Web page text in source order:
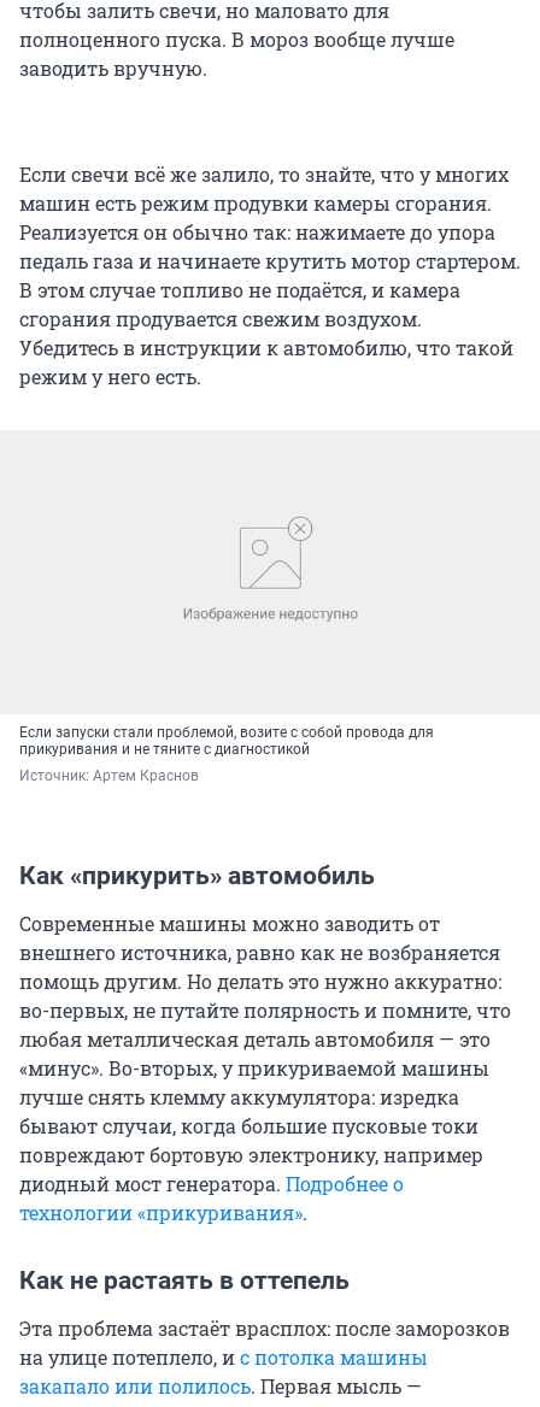
чтобы залить свечи, но маловато для
полноценного пуска. В мороз вообще лучше
заводить вручную.
Если свечи всё же залило, то знайте, что у многих
машин есть режим продувки камеры сгорания.
Реализуется он обычно так: нажимаете до упора
педаль газа и начинаете крутить мотор стартером.
В этом случае топливо не подаётся, и камера
сгорания продувается свежим воздухом.
Убедитесь в инструкции к автомобилю, что такой
режим у него есть.
Если запуски стали проблемой, возите с собой провода для
прикуривания и не тяните с диагностикой
Источник: Артем Краснов
Как «прикурить» автомобиль
Современные машины можно заводить от
внешнего источника, равно как не возбраняется
помощь другим. Но делать это нужно аккуратно:
во-первых, не путайте полярность и помните, что
любая металлическая деталь автомобиля — это
«минус». Во-вторых, у прикуриваемой машины
лучше снять клемму аккумулятора: изредка
бывают случаи, когда большие пусковые токи
повреждают бортовую электронику, например
диодный мост генератора. Подробнее о
технологии«прикуривания».
Как не растаять в оттепель
Эта проблема застаёт врасплох: после заморозков
на улице потеплело, ис потолка машины
закапало или полилось. Первая мысль —